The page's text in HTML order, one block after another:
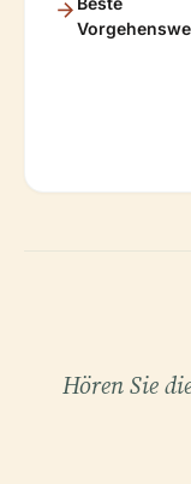
Hören Sie